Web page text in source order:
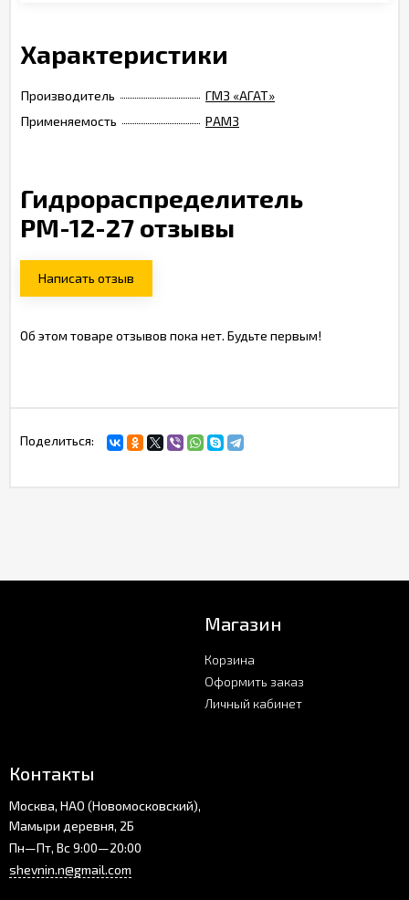
Характеристики
Производитель
ГМЗ «АГАТ»
Применяемость
РАМЗ
Гидрораспределитель
РМ-12-27 отзывы
Написать отзыв
Об этом товаре отзывов пока нет. Будьте первым!
Поделиться:
Магазин
Корзина
Оформить заказ
Личный кабинет
Контакты
Москва, НАО (Новомосковский),
Мамыри деревня, 2Б
Пн—Пт, Вс 9:00—20:00
shevnin.n@gmail.com